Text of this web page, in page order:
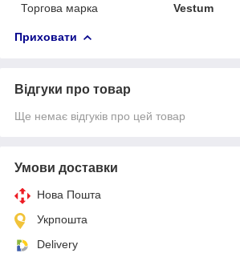
Торгова марка
Vestum
Приховати
Відгуки про товар
Ще немає відгуків про цей товар
Умови доставки
Нова Пошта
Укрпошта
Delivery